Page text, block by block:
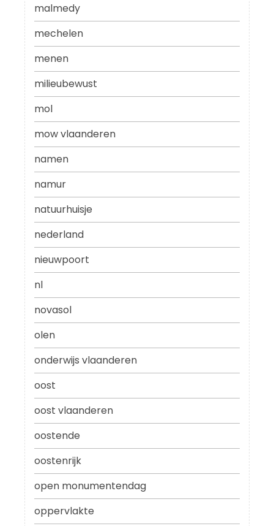
malmedy
mechelen
menen
milieubewust
mol
mow vlaanderen
namen
namur
natuurhuisje
nederland
nieuwpoort
nl
novasol
olen
onderwijs vlaanderen
oost
oost vlaanderen
oostende
oostenrijk
open monumentendag
oppervlakte